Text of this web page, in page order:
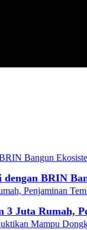
BRIN
Juta Rumah,